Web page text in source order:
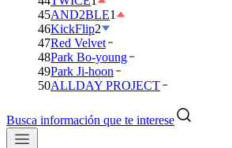
45AND2BLE1
46KickFlip2
47Red Velvet
48Park Bo-young
49Park Ji-hoon
50ALLDAY PROJECT
Busca información que te interese